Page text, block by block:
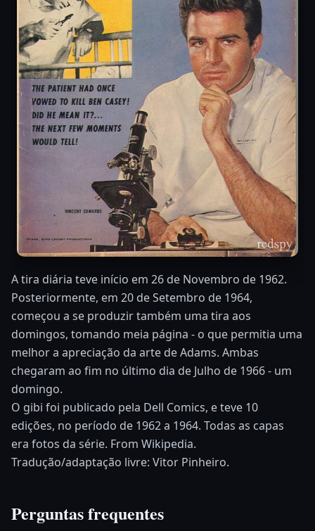
A tira diária teve início em 26 de Novembro de 1962.
Posteriormente, em 20 de Setembro de 1964,
começou a se produzir também uma tira aos
domingos, tomando meia página - o que permitia uma
melhor a apreciação da arte de Adams. Ambas
chegaram ao fim no último dia de Julho de 1966 - um
domingo.
O gibi foi publicado pela Dell Comics, e teve 10
edições, no período de 1962 a 1964. Todas as capas
era fotos da série. From Wikipedia.
Tradução/adaptação livre: Vitor Pinheiro.
Perguntas frequentes